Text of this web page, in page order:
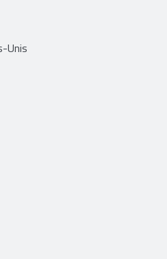
Unis